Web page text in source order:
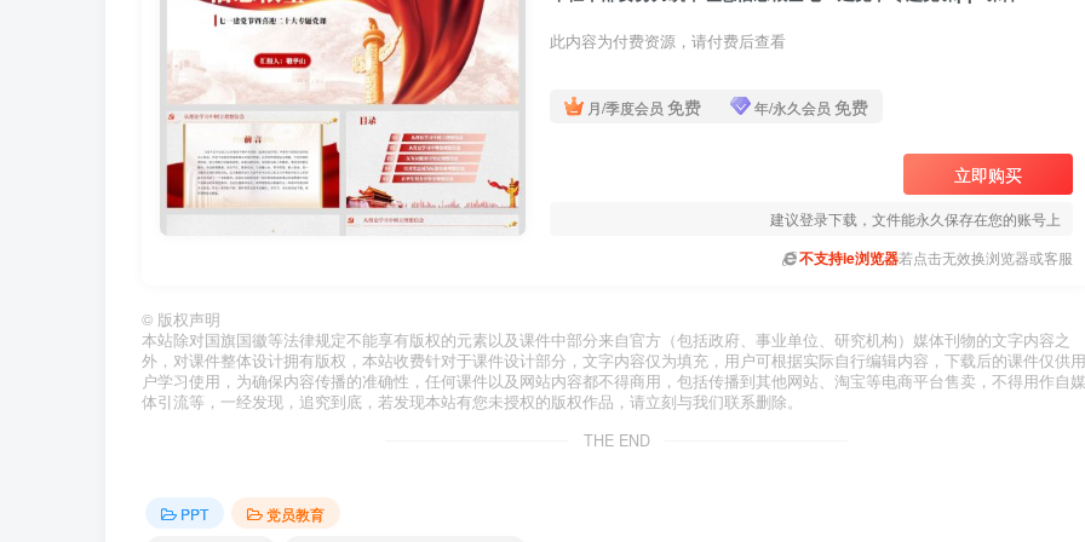
此内容为付费资源，请付费后查看
月/季度会员 免费 年/永久会员 免费
立即购买
建议登录下载，文件能永久保存在您的账号上
不支持ie浏览器若点击无效换浏览器或客服
© 版权声明
本站除对国旗国徽等法律规定不能享有版权的元素以及课件中部分来自官方（包括政府、事业单位、研究机构）媒体刊物的文字内容之
外，对课件整体设计拥有版权，本站收费针对于课件设计部分，文字内容仅为填充，用户可根据实际自行编辑内容，下载后的课件仅供用
户学习使用，为确保内容传播的准确性，任何课件以及网站内容都不得商用，包括传播到其他网站、淘宝等电商平台售卖，不得用作自媒
体引流等，一经发现，追究到底，若发现本站有您未授权的版权作品，请立刻与我们联系删除。
THE END
PPT
党员教育